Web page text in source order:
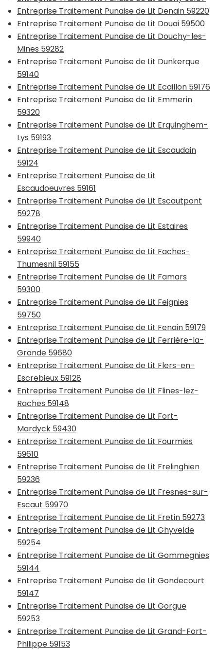
Entreprise Traitement Punaise de Lit Denain 59220
Entreprise Traitement Punaise de Lit Douai 59500
Entreprise Traitement Punaise de Lit Douchy-les-
Mines 59282
Entreprise Traitement Punaise de Lit Dunkerque
59140
Entreprise Traitement Punaise de Lit Ecaillon 59176
Entreprise Traitement Punaise de Lit Emmerin
59320
Entreprise Traitement Punaise de Lit Erquinghem-
Lys 59193
Entreprise Traitement Punaise de Lit Escaudain
59124
Entreprise Traitement Punaise de Lit
Escaudoeuvres 59161
Entreprise Traitement Punaise de Lit Escautpont
59278
Entreprise Traitement Punaise de Lit Estaires
59940
Entreprise Traitement Punaise de Lit Faches-
Thumesnil 59155
Entreprise Traitement Punaise de Lit Famars
59300
Entreprise Traitement Punaise de Lit Feignies
59750
Entreprise Traitement Punaise de Lit Fenain 59179
Entreprise Traitement Punaise de Lit Ferrière-la-
Grande 59680
Entreprise Traitement Punaise de Lit Flers-en-
Escrebieux 59128
Entreprise Traitement Punaise de Lit Flines-lez-
Raches 59148
Entreprise Traitement Punaise de Lit Fort-
Mardyck 59430
Entreprise Traitement Punaise de Lit Fourmies
59610
Entreprise Traitement Punaise de Lit Frelinghien
59236
Entreprise Traitement Punaise de Lit Fresnes-sur-
Escaut 59970
Entreprise Traitement Punaise de Lit Fretin 59273
Entreprise Traitement Punaise de Lit Ghyvelde
59254
Entreprise Traitement Punaise de Lit Gommegnies
59144
Entreprise Traitement Punaise de Lit Gondecourt
59147
Entreprise Traitement Punaise de Lit Gorgue
59253
Entreprise Traitement Punaise de Lit Grand-Fort-
Philippe 59153